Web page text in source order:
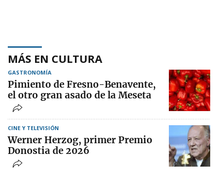
MÁS EN CULTURA
GASTRONOMÍA
Pimiento de Fresno-Benavente,
el otro gran asado de la Meseta
CINE Y TELEVISIÓN
Werner Herzog, primer Premio
Donostia de 2026